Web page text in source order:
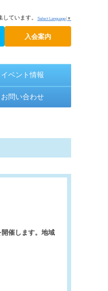
Select Language ▼
ています。
入会案内
イベント情報
お問い合わせ
催します。地域